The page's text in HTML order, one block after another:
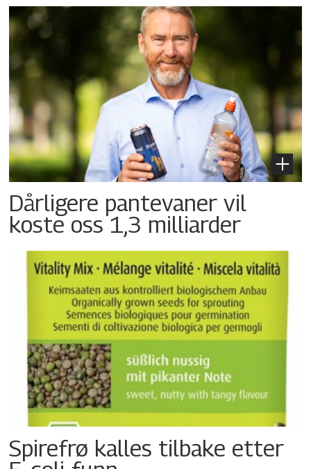
Dårligere pantevaner vil
koste oss 1,3 milliarder
Spirefrø kalles tilbake etter